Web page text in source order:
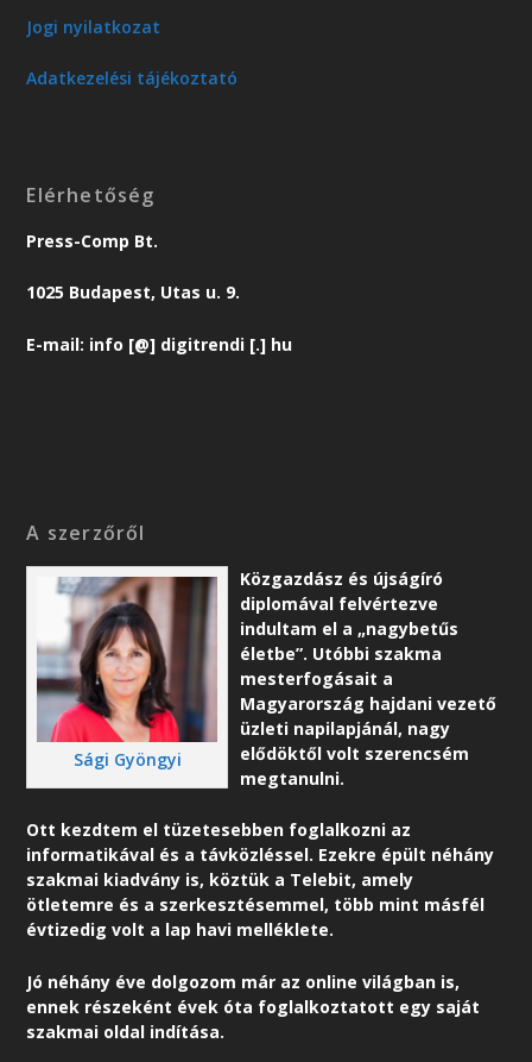
Jogi nyilatkozat
Adatkezelési tájékoztató
Elérhetőség
Press-Comp Bt.
1025 Budapest, Utas u. 9.
E-mail: info [@] digitrendi [.] hu
A szerzőről
Sági Gyöngyi
Közgazdász és újságíró
diplomával felvértezve
indultam el a „nagybetűs
életbe”. Utóbbi szakma
mesterfogásait a
Magyarország hajdani vezető
üzleti napilapjánál, nagy
elődöktől volt szerencsém
megtanulni.
Ott kezdtem el tüzetesebben foglalkozni az
informatikával és a távközléssel. Ezekre épült néhány
szakmai kiadvány is, köztük a Telebit, amely
ötletemre és a szerkesztésemmel, több mint másfél
évtizedig volt a lap havi melléklete.
Jó néhány éve dolgozom már az online világban is,
ennek részeként évek óta foglalkoztatott egy saját
szakmai oldal indítása.